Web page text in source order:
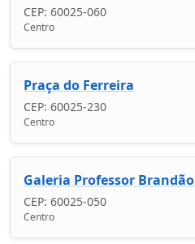
CEP: 60025-060
Centro
Praça do Ferreira
CEP: 60025-230
Centro
Galeria Professor Brandão
CEP: 60025-050
Centro